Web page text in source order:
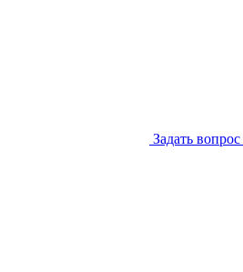
Задать вопрос